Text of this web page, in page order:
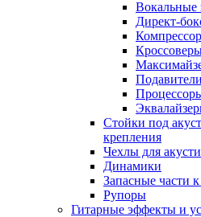
Вокальные
Директ-
Стойки под
крепления
Чехлы для
Динамики
Запасные части
Рупоры
Гитарные эффекты и